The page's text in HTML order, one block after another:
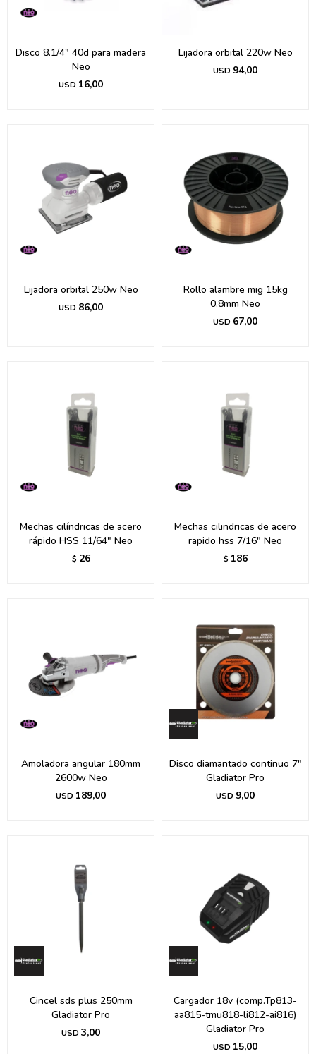
Disco 8.1/4" 40d para madera
Neo
USD 16,00
Lijadora orbital 220w Neo
USD 94,00
Lijadora orbital 250w Neo
USD 86,00
Rollo alambre mig 15kg
0,8mm Neo
USD 67,00
Mechas cilíndricas de acero
rápido HSS 11/64" Neo
$ 26
Mechas cilindricas de acero
rapido hss 7/16" Neo
$ 186
Amoladora angular 180mm
2600w Neo
USD 189,00
Disco diamantado continuo 7"
Gladiator Pro
USD 9,00
Cincel sds plus 250mm
Gladiator Pro
USD 3,00
Cargador 18v (comp.Tp813-
aa815-tmu818-li812-ai816)
Gladiator Pro
USD 15,00